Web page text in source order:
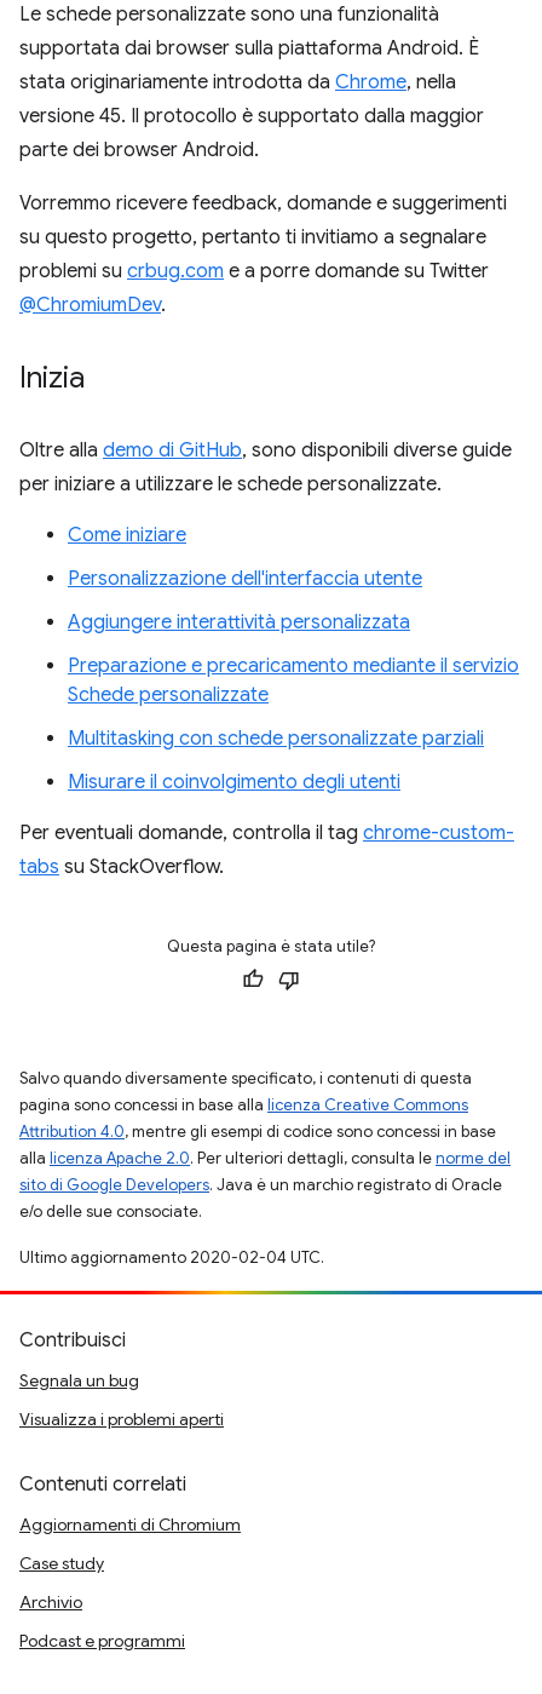
Le schede personalizzate sono una funzionalità
supportata dai browser sulla piattaforma Android. È
stata originariamente introdotta da Chrome, nella
versione 45. Il protocollo è supportato dalla maggior
parte dei browser Android.
Vorremmo ricevere feedback, domande e suggerimenti
su questo progetto, pertanto ti invitiamo a segnalare
problemi su crbug.com e a porre domande su Twitter
@ChromiumDev.
Inizia
Oltre alla demo di GitHub, sono disponibili diverse guide
per iniziare a utilizzare le schede personalizzate.
Come iniziare
Personalizzazione dell'interfaccia utente
Aggiungere interattività personalizzata
Preparazione e precaricamento mediante il servizio
Schede personalizzate
Multitasking con schede personalizzate parziali
Misurare il coinvolgimento degli utenti
Per eventuali domande, controlla il tag chrome-custom-
tabs su StackOverflow.
Questa pagina è stata utile?
Salvo quando diversamente specificato, i contenuti di questa
pagina sono concessi in base alla licenza Creative Commons
Attribution 4.0, mentre gli esempi di codice sono concessi in base
alla licenza Apache 2.0. Per ulteriori dettagli, consulta lenorme del
sito di Google Developers. Java è un marchio registrato di Oracle
e/o delle sue consociate.
Ultimo aggiornamento 2020-02-04 UTC.
Contribuisci
Segnala un bug
Visualizza i problemi aperti
Contenuti correlati
Aggiornamenti di Chromium
Case study
Archivio
Podcast e programmi